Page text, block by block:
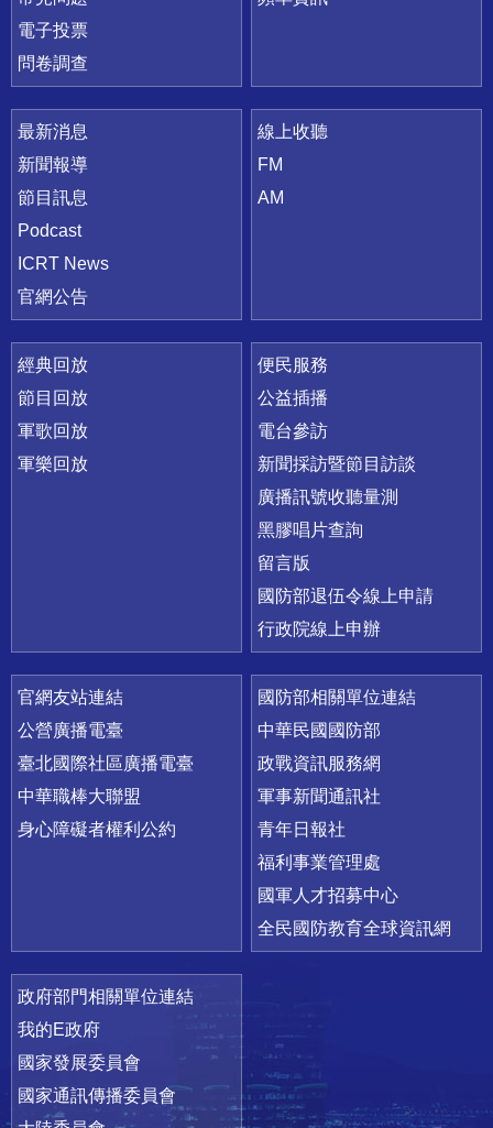
電子投票
問卷調查
最新消息
新聞報導
節目訊息
Podcast
ICRT News
官網公告
線上收聽
FM
AM
經典回放
節目回放
軍歌回放
軍樂回放
便民服務
公益插播
電台參訪
新聞採訪暨節目訪談
廣播訊號收聽量測
黑膠唱片查詢
留言版
國防部退伍令線上申請
行政院線上申辦
官網友站連結
公營廣播電臺
臺北國際社區廣播電臺
中華職棒大聯盟
身心障礙者權利公約
國防部相關單位連結
中華民國國防部
政戰資訊服務網
軍事新聞通訊社
青年日報社
福利事業管理處
國軍人才招募中心
全民國防教育全球資訊網
政府部門相關單位連結
我的E政府
國家發展委員會
國家通訊傳播委員會